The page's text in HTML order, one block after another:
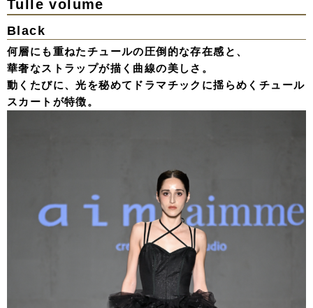
Tulle volume
Black
何層にも重ねたチュールの圧倒的な存在感と、
華奢なストラップが描く曲線の美しさ。
動くたびに、光を秘めてドラマチックに揺らめくチュール
スカートが特徴。